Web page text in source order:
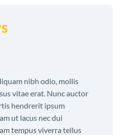
nibh odio, mollis
vitae erat. Nunc auctor
hendrerit ipsum
ut lacus nec dui
tempus viverra tellus